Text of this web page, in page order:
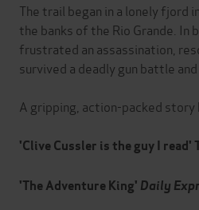
The trail began in a lonely fjord
the banks of the Rio Grande. In
frustrated an assassination,
survived a deadly gun battle
A gripping, action-packed
'Clive Cussler is the guy I read'
'The Adventure King' Daily